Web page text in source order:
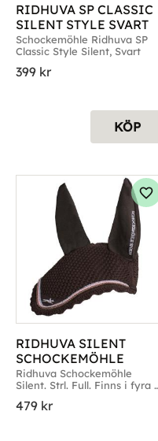
RIDHUVA SP CLASSIC
SILENT STYLE SVART
Schockemöhle Ridhuva SP
Classic Style Silent, Svart
399 kr
KÖP
till i favoriter
RIDHUVA SILENT
SCHOCKEMÖHLE
Ridhuva Schockemöhle
Silent. Strl. Full. Finns i fyra
479 kr